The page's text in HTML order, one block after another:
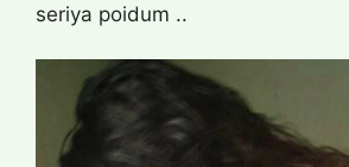
seriya poidum ..